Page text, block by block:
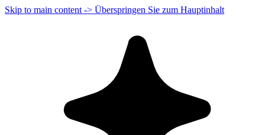
Skip to main content -> Überspringen Sie zum Hauptinhalt